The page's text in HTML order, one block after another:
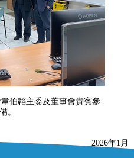
伯韜主委及董事會貴賓參
。
2026年1月